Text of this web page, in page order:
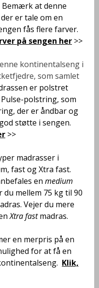
Bemærk at denne
er tale om en
fås flere farver.
på sengen her >>
kontinentalseng i
som samlet
er polstret
polstring, som
der er åndbar og
god støtte i sengen.
>>
madrasser i
fast og Xtra fast.
en medium
du mellem 75 kg til 90
Vejer du mere
Xtra fastmadras.
en merpris på en
for at få en
Klik,